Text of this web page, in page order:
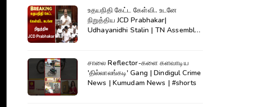
உதயநிதி கேட்ட கேள்வி.. உடனே
நிறுத்திய JCD Prabhakar|
Udhayanidhi Stalin | TN Assembly |
சாலை Reflector-களை களவாடிய
'தில்லாலங்கடி' Gang | Dindigul Crime
News | Kumudam News | #shorts